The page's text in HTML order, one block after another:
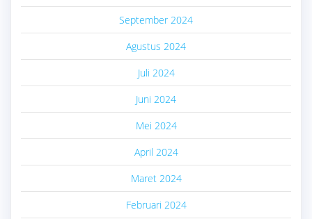
September 2024
Agustus 2024
Juli 2024
Juni 2024
Mei 2024
April 2024
Maret 2024
Februari 2024